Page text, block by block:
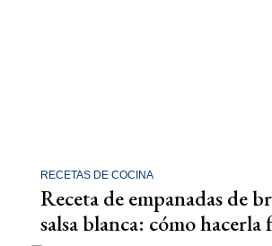
RECETAS DE COCINA
Receta de empanadas de
salsa blanca: cómo hacerla